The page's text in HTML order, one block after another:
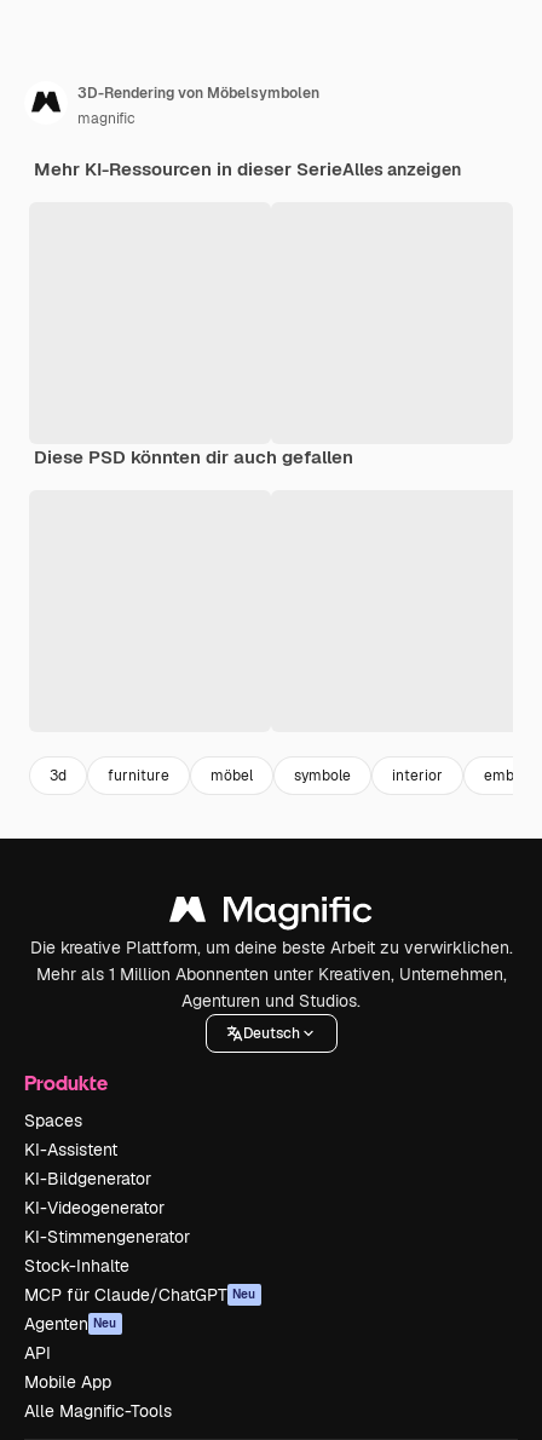
3D-Rendering von Möbelsymbolen
magnific
Mehr KI-Ressourcen in dieser SerieAlles anzeigen
Diese PSD könnten dir auch gefallen
3d furniture möbel symbole interior emblem
Die kreative Plattform, um deine beste Arbeit zu verwirklichen.
Mehr als 1 Million Abonnenten unter Kreativen, Unternehmen,
Agenturen und Studios.
Deutsch
Produkte
Spaces
KI-Assistent
KI-Bildgenerator
KI-Videogenerator
KI-Stimmengenerator
Stock-Inhalte
MCP für Claude/ChatGPT Neu
Agenten Neu
API
Mobile App
Alle Magnific-Tools